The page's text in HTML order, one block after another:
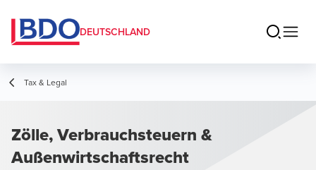
DEUTSCHLAND
Tax & Legal
Zölle, Verbrauchsteuern &
Außenwirtschaftsrecht